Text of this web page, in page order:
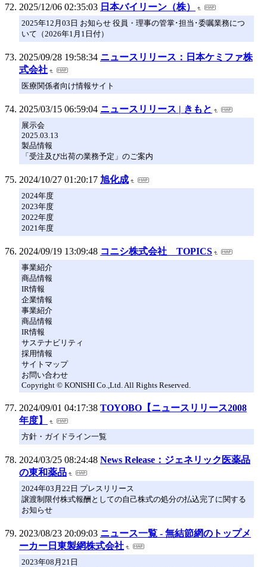
2025/12/06 02:35:03 日本バイリーン（株）
2025年12月03日 お知らせ 役員・理事の管掌･担当･委嘱業務につ
いて（2026年1月1日付）
2025/09/28 19:58:34 ニュースリリース：日本ケミファ株
式会社
医療関係者向け情報サイト
2025/03/15 06:59:04 ニュースリリース | きもと
展示会
2025.03.13
製品情報
「受注及び出荷の業務予定」のご案内
2024/10/27 01:20:17 旭化成
2024年度
2023年度
2022年度
2021年度
2024/09/19 13:09:48 コニシ株式会社 TOPICS
事業紹介
商品情報
IR情報
企業情報
事業紹介
商品情報
IR情報
サステナビリティ
採用情報
サイトマップ
お問い合わせ
Copyright © KONISHI Co.,Ltd. All Rights Reserved.
2024/09/01 04:17:38 TOYOBO【ニュースリリース2008
年度】
方針・ガイドライン一覧
2024/03/25 08:24:48 News Release：ジェネリック医薬品
の東和薬品
2024年03月22日 プレスリリース
譲渡制限付株式報酬としての自己株式の処分の払込完了に関する
お知らせ
2023/08/23 20:09:03 ニュース一覧 - 無結節網のトップメ
ーカー日東製網株式会社
2023年08月21日